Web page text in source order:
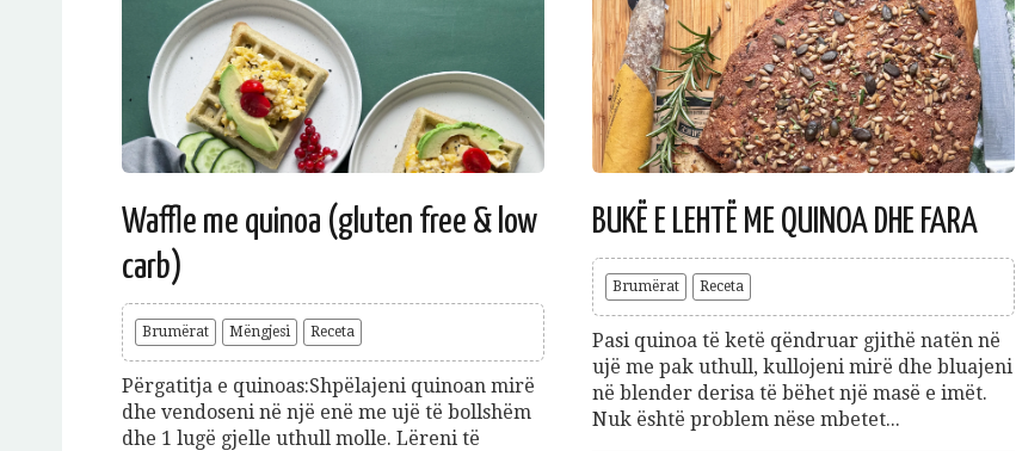
Waffle me quinoa (gluten free & low
carb)
Brumërat Mëngjesi Receta
Përgatitja e quinoas:Shpëlajeni quinoan mirë
dhe vendoseni në një enë me ujë të bollshëm
dhe 1 lugë gjelle uthull molle. Lëreni të
BUKË E LEHTË ME QUINOA DHE FARA
Brumërat Receta
Pasi quinoa të ketë qëndruar gjithë natën në
ujë me pak uthull, kullojeni mirë dhe bluajeni
në blender derisa të bëhet një masë e imët.
Nuk është problem nëse mbetet...
Jeto Dashuro Ushqehu
70 €